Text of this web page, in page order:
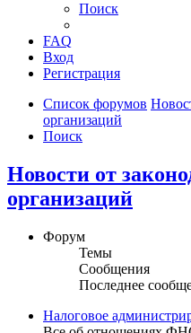
Поиск
FAQ
Вход
Регистрация
Список форумов
организаций
Поиск
Новости от
организаций
Форум
Темы
Сообщения
Последнее
Налоговое